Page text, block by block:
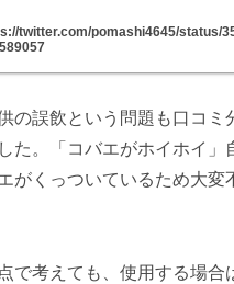
twitter.com/pomashi4645/status/
の誤飲という問題も口コミ
た。「コバエがホイホイ」
がくっついているため大変
で考えても、使用する場合